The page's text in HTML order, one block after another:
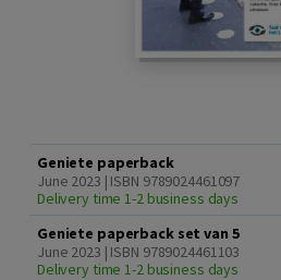
Geniete paperback
June 2023 | ISBN 9789024461097
Delivery time 1-2 business days
Geniete paperback set van 5
June 2023 | ISBN 9789024461103
Delivery time 1-2 business days